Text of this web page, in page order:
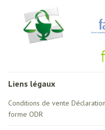
Liens légaux
Conditions de vente
forme ODR